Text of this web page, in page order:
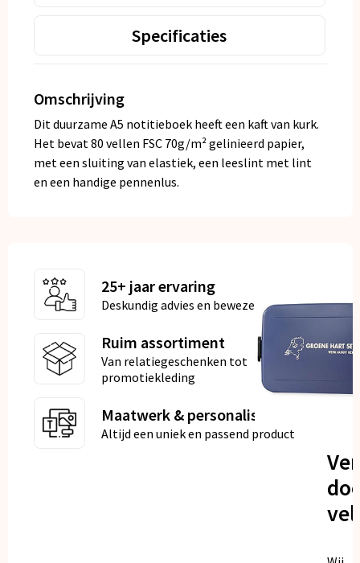
Specificaties
Omschrijving
Dit duurzame A5 notitieboek heeft een kaft van kurk.
Het bevat 80 vellen FSC 70g/m² gelinieerd papier,
met een sluiting van elastiek, een leeslint met lint
en een handige pennenlus.
25+ jaar ervaring
Deskundig advies en bewezen kwaliteit
Ruim assortiment
Van relatiegeschenken tot
promotiekleding
Maatwerk & personalisatie
Altijd een uniek en passend product